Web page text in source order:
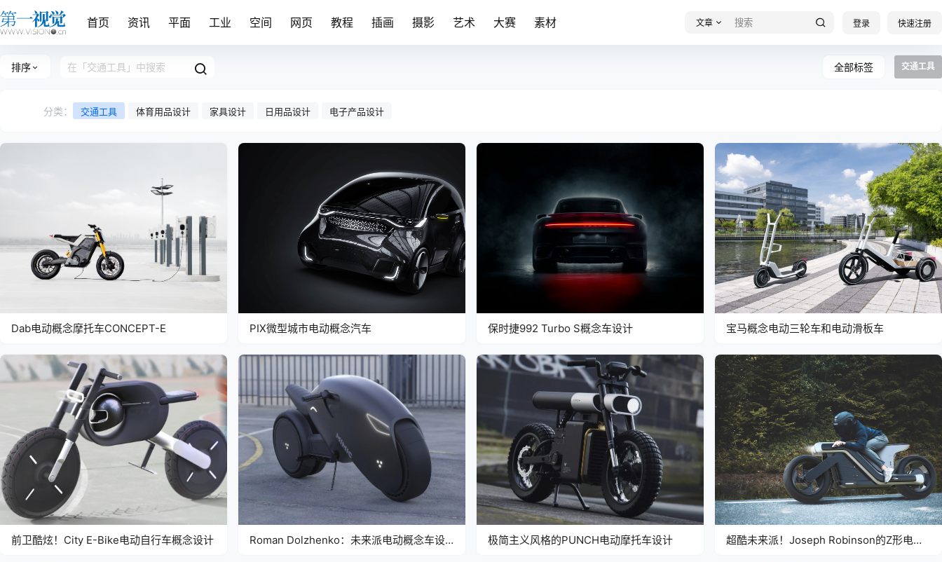
首页 资讯 平面 工业 空间 网页 教程 插画 摄影 艺术 大赛 素材 文章 登录 快速注册
排序 全部标签 交通工具
分类： 交通工具 体育用品设计 家具设计 日用品设计 电子产品设计
Dab电动概念摩托车CONCEPT-E PIX微型城市电动概念汽车 保时捷992 Turbo S概念车设计 宝马概念电动三轮车和电动滑板车
前卫酷炫！City E-Bike电动自行车概念设计
Roman Dolzhenko：未来派电动概念车设
极简主义风格的PUNCH电动摩托车设计
超酷未来派！Joseph Robinson的Z形电动